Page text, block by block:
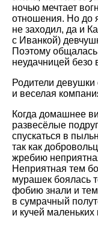
ночью мечтает
отношения. Но до
не заходил, да и
с Иванкой)
Поэтому общалась
неудачницей безо
Родители девушки
и веселая
Когда домашнее
развесёлые
спускаться в
так как
жребию
Неприятная тем
мурашек боялась
фобию знали и
в сумрачный
и кучей маленьких